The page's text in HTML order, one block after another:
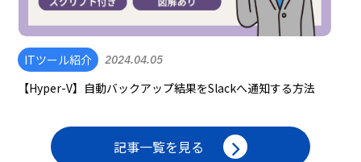
ITツール紹介 2024.04.05
【Hyper-V】自動バックアップ結果をSlackへ通知する方法
記事一覧を見る